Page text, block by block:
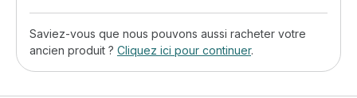
Saviez-vous que nous pouvons aussi racheter votre
ancien produit ? Cliquez ici pour continuer.